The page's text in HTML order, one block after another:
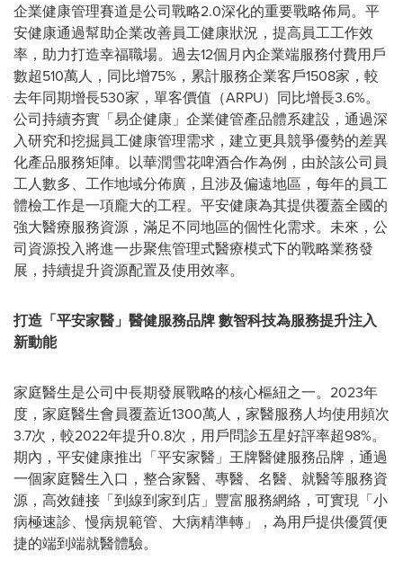
企業健康管理賽道是公司戰略2.0深化的重要戰略佈局。平
安健康通過幫助企業改善員工健康狀況，提高員工工作效
率，助力打造幸福職場。過去12個月內企業端服務付費用戶
數超510萬人，同比增75%，累計服務企業客戶1508家，較
去年同期增長530家，單客價值（ARPU）同比增長3.6%。
公司持續夯實「易企健康」企業健管產品體系建設，通過深
入研究和挖掘員工健康管理需求，建立更具競爭優勢的差異
化產品服務矩陣。以華潤雪花啤酒合作為例，由於該公司員
工人數多、工作地域分佈廣，且涉及偏遠地區，每年的員工
體檢工作是一項龐大的工程。平安健康為其提供覆蓋全國的
強大醫療服務資源，滿足不同地區的個性化需求。未來，公
司資源投入將進一步聚焦管理式醫療模式下的戰略業務發
展，持續提升資源配置及使用效率。
打造「平安家醫」醫健服務品牌 數智科技為服務提升注入
新動能
家庭醫生是公司中長期發展戰略的核心樞紐之一。2023年
度，家庭醫生會員覆蓋近1300萬人，家醫服務人均使用頻次
3.7次，較2022年提升0.8次，用戶問診五星好評率超98%。
期內，平安健康推出「平安家醫」王牌醫健服務品牌，通過
一個家庭醫生入口，整合家醫、專醫、名醫、就醫等服務資
源，高效鏈接「到線到家到店」豐富‌服務網絡，可實現「小
病極速診、慢病規範管、大病精準轉」，為用戶提供優質便
捷的端到端就醫體驗。